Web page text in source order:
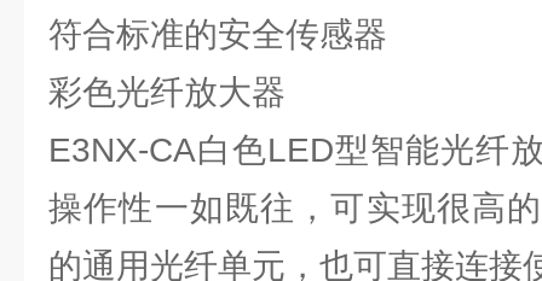
符合标准的安全传感器
彩色光纤放大器
E3NX-CA白色LED型智能光纤
操作性一如既往，可实现很高
的通用光纤单元，也可直接连接